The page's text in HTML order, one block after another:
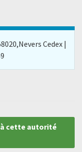
Cedex |
cette autorité